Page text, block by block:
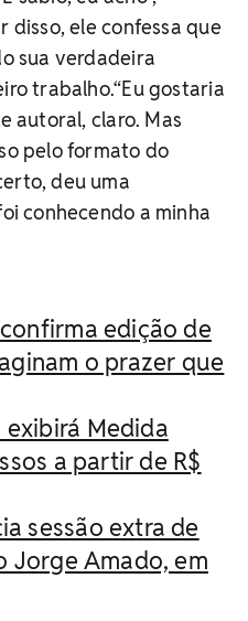
disso, ele confessa que
sua verdadeira
trabalho.“Eu gostaria
autoral, claro. Mas
pelo formato do
deu uma
conhecendo a minha
edição de
o prazer que
exibirá Medida
a partir de R$
sessão extra de
Jorge Amado, em